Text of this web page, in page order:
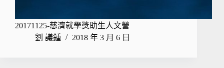
20171125-慈濟就學獎助生人文營
劉 議鍾
2018 年 3 月 6 日